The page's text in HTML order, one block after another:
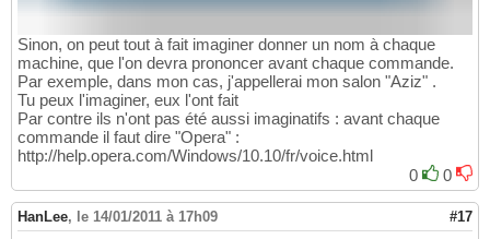
Sinon, on peut tout à fait imaginer donner un nom à chaque
machine, que l'on devra prononcer avant chaque commande.
Par exemple, dans mon cas, j'appellerai mon salon "Aziz" .
Tu peux l'imaginer, eux l'ont fait
Par contre ils n'ont pas été aussi imaginatifs : avant chaque
commande il faut dire "Opera" :
http://help.opera.com/Windows/10.10/fr/voice.html
0
0
HanLee, le 14/01/2011 à 17h09 #17